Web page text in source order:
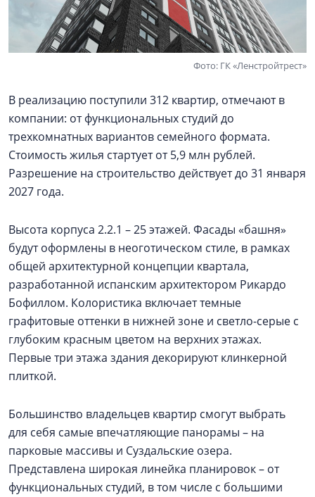
Фото: ГК «Ленстройтрест»
В реализацию поступили 312 квартир, отмечают в
компании: от функциональных студий до
трехкомнатных вариантов семейного формата.
Стоимость жилья стартует от 5,9 млн рублей.
Разрешение на строительство действует до 31 января
2027 года.
Высота корпуса 2.2.1 – 25 этажей. Фасады «башня»
будут оформлены в неоготическом стиле, в рамках
общей архитектурной концепции квартала,
разработанной испанским архитектором Рикардо
Бофиллом. Колористика включает темные
графитовые оттенки в нижней зоне и светло-серые с
глубоким красным цветом на верхних этажах.
Первые три этажа здания декорируют клинкерной
плиткой.
Большинство владельцев квартир смогут выбрать
для себя самые впечатляющие панорамы – на
парковые массивы и Суздальские озера.
Представлена широкая линейка планировок – от
функциональных студий, в том числе с большими